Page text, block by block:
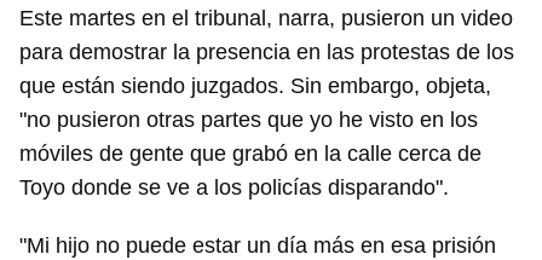
Guardar como favorito
Este martes en el tribunal, narra, pusieron un video
para demostrar la presencia en las protestas de los
que están siendo juzgados. Sin embargo, objeta,
"no pusieron otras partes que yo he visto en los
móviles de gente que grabó en la calle cerca de
Toyo donde se ve a los policías disparando".
"Mi hijo no puede estar un día más en esa prisión